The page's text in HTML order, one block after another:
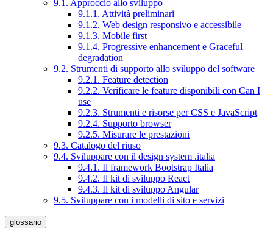
9.1. Approccio allo sviluppo
9.1.1. Attività preliminari
9.1.2. Web design responsivo e accessibile
9.1.3. Mobile first
9.1.4. Progressive enhancement e Graceful
degradation
9.2. Strumenti di supporto allo sviluppo del software
9.2.1. Feature detection
9.2.2. Verificare le feature disponibili con Can I
use
9.2.3. Strumenti e risorse per CSS e JavaScript
9.2.4. Supporto browser
9.2.5. Misurare le prestazioni
9.3. Catalogo del riuso
9.4. Sviluppare con il design system .italia
9.4.1. Il framework Bootstrap Italia
9.4.2. Il kit di sviluppo React
9.4.3. Il kit di sviluppo Angular
9.5. Sviluppare con i modelli di sito e servizi
glossario